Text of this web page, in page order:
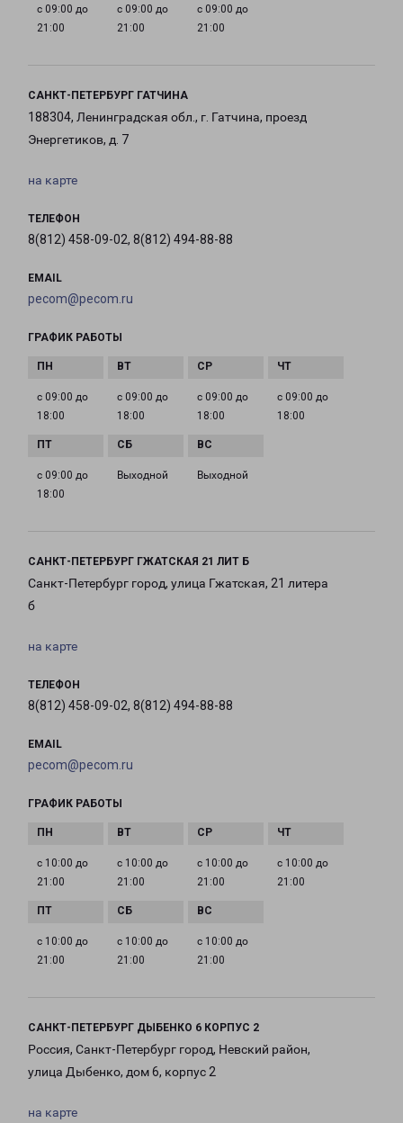
с 09:00 до
21:00
с 09:00 до
21:00
с 09:00 до
21:00
САНКТ-ПЕТЕРБУРГ ГАТЧИНА
188304, Ленинградская обл., г. Гатчина, проезд
Энергетиков, д. 7
на карте
ТЕЛЕФОН
8(812) 458-09-02, 8(812) 494-88-88
EMAIL
pecom@pecom.ru
ГРАФИК РАБОТЫ
с 09:00 до
18:00
с 09:00 до
18:00
с 09:00 до
18:00
с 09:00 до
18:00
с 09:00 до
18:00
Выходной Выходной
САНКТ-ПЕТЕРБУРГ ГЖАТСКАЯ 21 ЛИТ Б
Санкт-Петербург город, улица Гжатская, 21 литера
б
на карте
ТЕЛЕФОН
8(812) 458-09-02, 8(812) 494-88-88
EMAIL
pecom@pecom.ru
ГРАФИК РАБОТЫ
с 10:00 до
21:00
с 10:00 до
21:00
с 10:00 до
21:00
с 10:00 до
21:00
с 10:00 до
21:00
с 10:00 до
21:00
с 10:00 до
21:00
САНКТ-ПЕТЕРБУРГ ДЫБЕНКО 6 КОРПУС 2
Россия, Санкт-Петербург город, Невский район,
улица Дыбенко, дом 6, корпус 2
на карте